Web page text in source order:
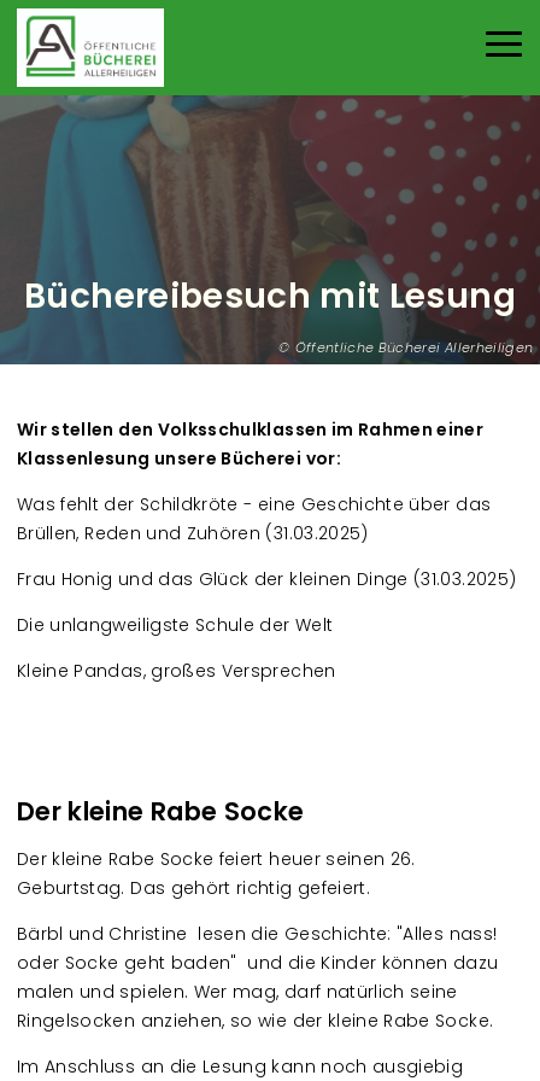
Öffentliche Bücherei Allerheiligen
Büchereibesuch mit Lesung
Wir stellen den Volksschulklassen im Rahmen einer
Klassenlesung unsere Bücherei vor:
Was fehlt der Schildkröte - eine Geschichte über das
Brüllen, Reden und Zuhören (31.03.2025)
Frau Honig und das Glück der kleinen Dinge (31.03.2025)
Die unlangweiligste Schule der Welt
Kleine Pandas, großes Versprechen
Der kleine Rabe Socke
Der kleine Rabe Socke feiert heuer seinen 26.
Geburtstag. Das gehört richtig gefeiert.
Bärbl und Christine lesen die Geschichte: "Alles nass!
oder Socke geht baden" und die Kinder können dazu
malen und spielen. Wer mag, darf natürlich seine
Ringelsocken anziehen, so wie der kleine Rabe Socke.
Im Anschluss an die Lesung kann noch ausgiebig